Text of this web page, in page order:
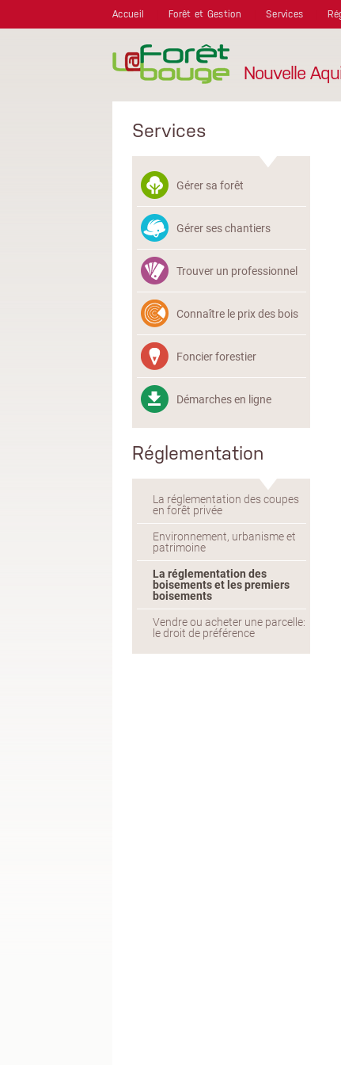
Accueil
Forêt et Gestion Services
Nouvelle
Services
Gérer sa forêt
Gérer ses chantiers
Trouver un professionnel
Connaître le prix des bois
Foncier forestier
Démarches en ligne
Réglementation
La réglementation des coupes
en forêt privée
Environnement, urbanisme et
patrimoine
La réglementation des
boisements et les premiers
boisements
Vendre ou acheter une parcelle:
le droit de préférence